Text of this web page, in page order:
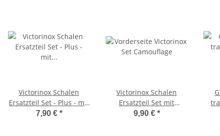
Victorinox Schalen
Ersatzteil Set - Plus - mit
grüner Kordel - für 91er
7,90 € *
Victorinox Schalen
Ersatzteil Set mit
grün/schwarzer Kordel -
9,90 € *